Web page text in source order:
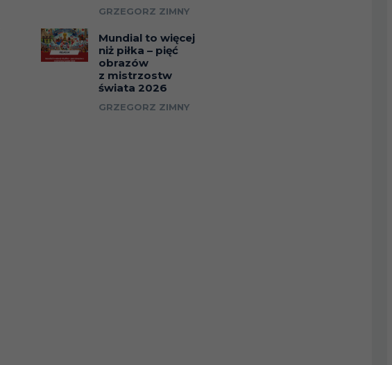
GRZEGORZ ZIMNY
Mundial to więcej
niż piłka – pięć
obrazów
z mistrzostw
świata 2026
GRZEGORZ ZIMNY